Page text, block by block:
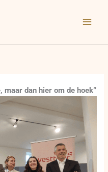
maar dan hier om de hoek”